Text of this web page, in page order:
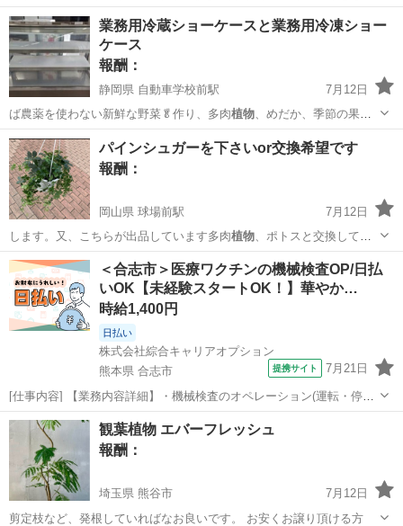
や、草刈り機…
栃木 宇都宮市 手伝いたい/助けたい 手伝い
業務用冷蔵ショーケースと業務用冷凍ショー
ケース
報酬：
静岡県 自動車学校前駅
7月12日
ば農薬を使わない新鮮な野菜🥬作り、多肉植物、めだか、季節の果物
ジャム、ジュース作…
静岡 浜松市 自動車学校前駅 買いたい/ください
パインシュガーを下さいor交換希望です
報酬：
岡山県 球場前駅
7月12日
します。又、こちらが出品しています多肉植物、ポトスと交換して頂
きたいです。
岡山 倉敷市 球場前駅 買いたい/ください ポトス
＜合志市＞医療ワクチンの機械検査OP/日払
いOK【未経験スタートOK！】華やか…
時給1,400円
日払い
株式会社綜合キャリアオプション
熊本県 合志市
提携サイト 7月21日
[仕事内容] 【業務内容詳細】・機械検査のオペレーション(運転・停止
操作)・バイアルの投入作業、 整列作業・不良品の確認作業【取扱製品
情報】医療用ワクチン 。＋お仕事探しはコンシェルスタッフにおまか
せ＋。 あなたのお仕事...
熊本 合志市 工場
観葉植物 エバーフレッシュ
報酬：
埼玉県 熊谷市
7月12日
剪定枝など、発根していればなお良いです。 お安くお譲り頂ける方